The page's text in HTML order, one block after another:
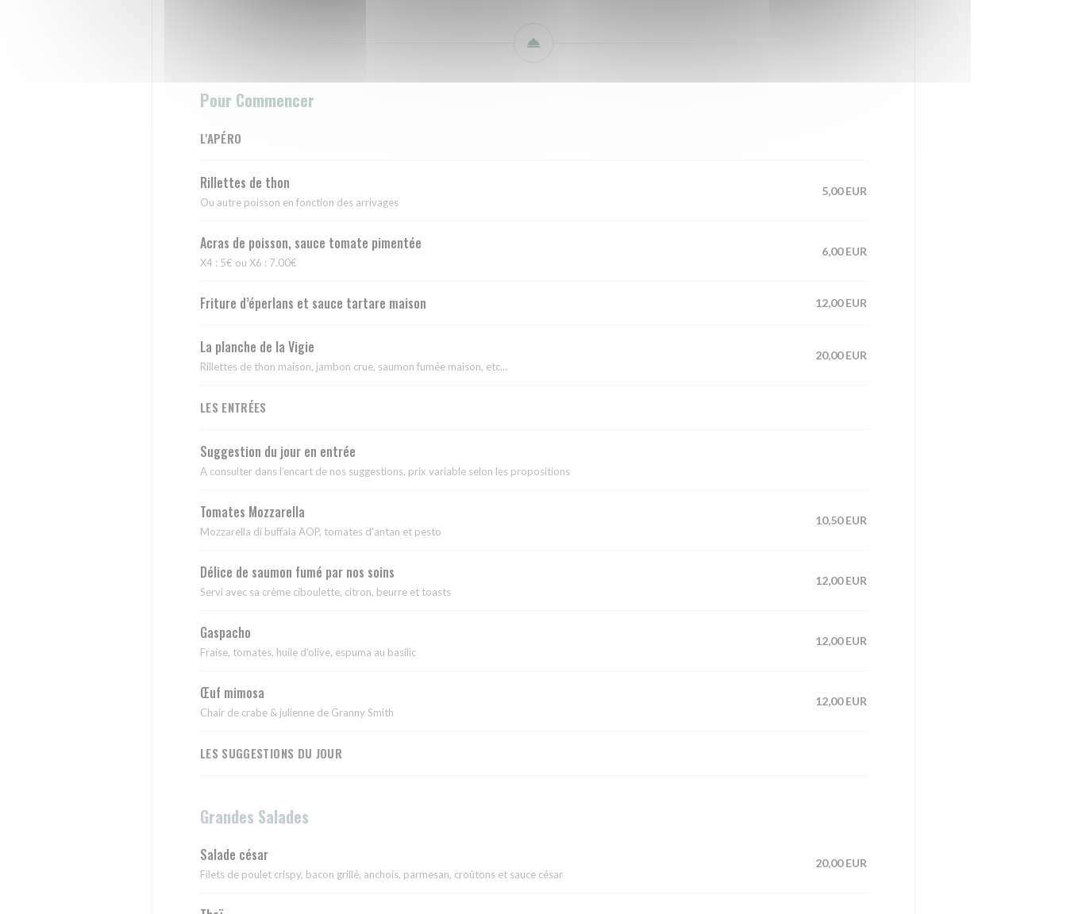
Pour Commencer
L'APÉRO
Rillettes de thon
Ou autre poisson en fonction des arrivages
5,00 EUR
Acras de poisson, sauce tomate pimentée
X4 : 5€ ou X6 : 7.00€
6,00 EUR
Friture d’éperlans et sauce tartare maison 12,00 EUR
La planche de la Vigie
Rillettes de thon maison, jambon crue, saumon fumée maison, etc...
20,00 EUR
LES ENTRÉES
Suggestion du jour en entrée
A consulter dans l’encart de nos suggestions, prix variable selon les propositions
Tomates Mozzarella
Mozzarella di buffala AOP, tomates d'antan et pesto
10,50 EUR
Délice de saumon fumé par nos soins
Servi avec sa crème ciboulette, citron, beurre et toasts
12,00 EUR
Gaspacho
Fraise, tomates, huile d’olive, espuma au basilic
12,00 EUR
Œuf mimosa
Chair de crabe & julienne de Granny Smith
12,00 EUR
LES SUGGESTIONS DU JOUR
Grandes Salades
Salade césar
Filets de poulet crispy, bacon grillé, anchois, parmesan, croûtons et sauce césar
20,00 EUR